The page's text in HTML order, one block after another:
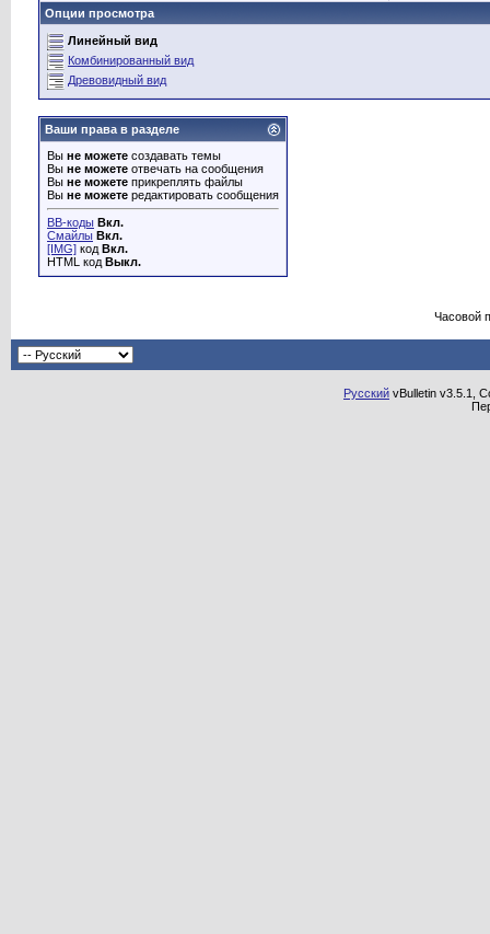
Опции просмотра
Линейный вид
Комбинированный вид
Древовидный вид
Ваши права в разделе
Вы не можете создавать темы
Вы не можете отвечать на сообщения
Вы не можете прикреплять файлы
Вы не можете редактировать сообщения
BB-коды Вкл.
Смайлы Вкл.
[IMG] код Вкл.
HTML код Выкл.
Часовой
Русский vBulletin v3.5.1,